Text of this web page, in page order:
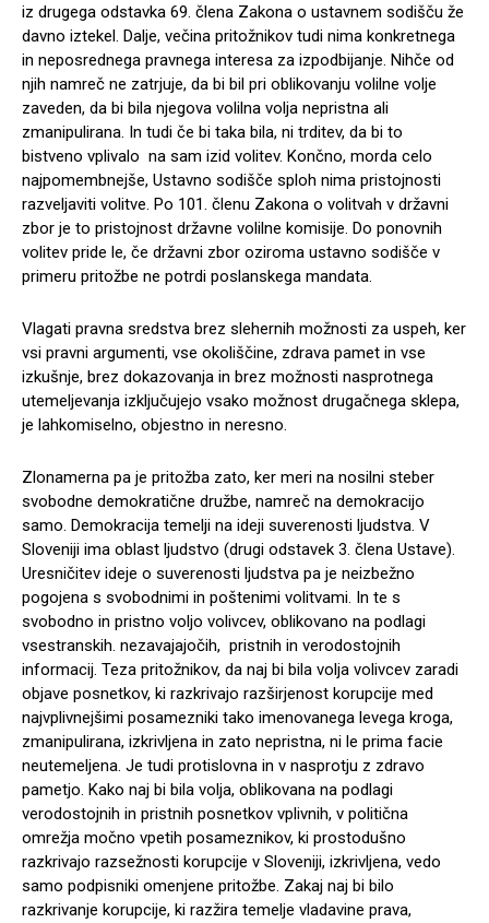
iz drugega odstavka 69. člena Zakona o ustavnem sodišču že
davno iztekel. Dalje, večina pritožnikov tudi nima konkretnega
in neposrednega pravnega interesa za izpodbijanje. Nihče od
njih namreč ne zatrjuje, da bi bil pri oblikovanju volilne volje
zaveden, da bi bila njegova volilna volja nepristna ali
zmanipulirana. In tudi če bi taka bila, ni trditev, da bi to
bistveno vplivalo na sam izid volitev. Končno, morda celo
najpomembnejše, Ustavno sodišče sploh nima pristojnosti
razveljaviti volitve. Po 101. členu Zakona o volitvah v državni
zbor je to pristojnost državne volilne komisije. Do ponovnih
volitev pride le, če državni zbor oziroma ustavno sodišče v
primeru pritožbe ne potrdi poslanskega mandata.
Vlagati pravna sredstva brez slehernih možnosti za uspeh, ker
vsi pravni argumenti, vse okoliščine, zdrava pamet in vse
izkušnje, brez dokazovanja in brez možnosti nasprotnega
utemeljevanja izključujejo vsako možnost drugačnega sklepa,
je lahkomiselno, objestno in neresno.
Zlonamerna pa je pritožba zato, ker meri na nosilni steber
svobodne demokratične družbe, namreč na demokracijo
samo. Demokracija temelji na ideji suverenosti ljudstva. V
Sloveniji ima oblast ljudstvo (drugi odstavek 3. člena Ustave).
Uresničitev ideje o suverenosti ljudstva pa je neizbežno
pogojena s svobodnimi in poštenimi volitvami. In te s
svobodno in pristno voljo volivcev, oblikovano na podlagi
vsestranskih. nezavajajočih, pristnih in verodostojnih
informacij. Teza pritožnikov, da naj bi bila volja volivcev zaradi
objave posnetkov, ki razkrivajo razširjenost korupcije med
najvplivnejšimi posamezniki tako imenovanega levega kroga,
zmanipulirana, izkrivljena in zato nepristna, ni le prima facie
neutemeljena. Je tudi protislovna in v nasprotju z zdravo
pametjo. Kako naj bi bila volja, oblikovana na podlagi
verodostojnih in pristnih posnetkov vplivnih, v politična
omrežja močno vpetih posameznikov, ki prostodušno
razkrivajo razsežnosti korupcije v Sloveniji, izkrivljena, vedo
samo podpisniki omenjene pritožbe. Zakaj naj bi bilo
razkrivanje korupcije, ki razžira temelje vladavine prava,